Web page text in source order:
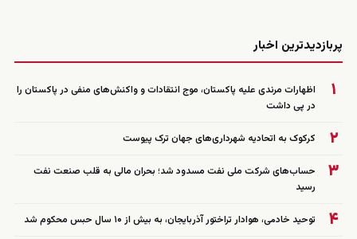
پربازدیدترین اخبار
۱
اظهارات مرندی علیه پاکستان، موج انتقادات و واکنش‌های منفی در پاکستان را
در پی داشت
۲ کرکوک به اتحادیه شهرداری‌های جهان ترک پیوست
۳
حساب‌های شرکت ملی نفت مسدود شد؛ بحران مالی به قلب صنعت نفت
رسید
۴ توحید خادمی، هوادار تراختور آذربایجان، به بیش از ۱۰ سال حبس محکوم شد